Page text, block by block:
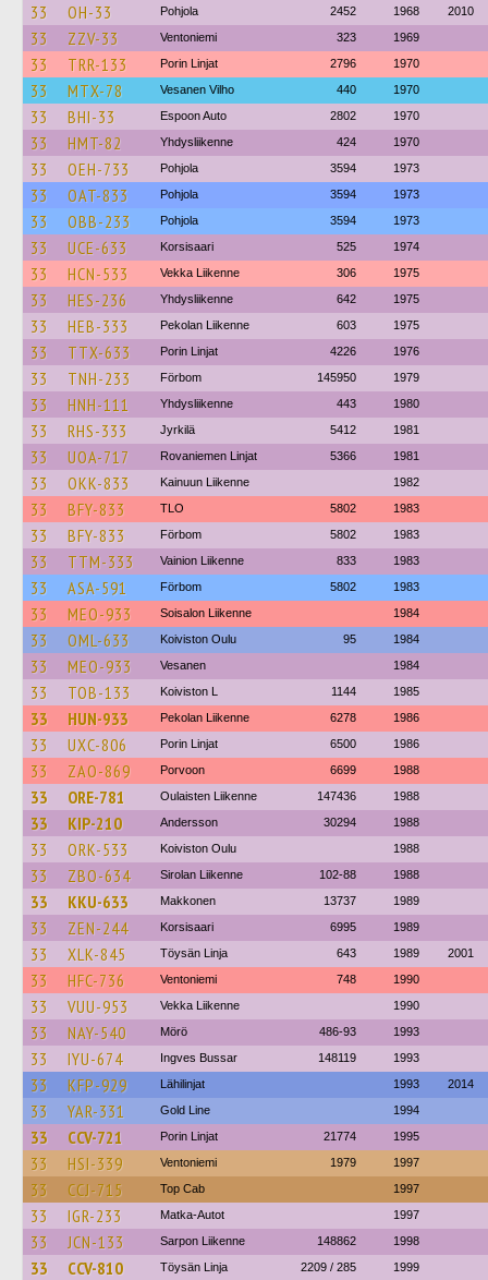
33 OH-33 Pohjola 2452 1968 2010
33 ZZV-33 Ventoniemi 323 1969
33 TRR-133 Porin Linjat 2796 1970
33 MTX-78 Vesanen Vilho 440 1970
33 BHI-33 Espoon Auto 2802 1970
33 HMT-82 Yhdysliikenne 424 1970
33 OEH-733 Pohjola 3594 1973
33 OAT-833 Pohjola 3594 1973
33 OBB-233 Pohjola 3594 1973
33 UCE-633 Korsisaari 525 1974
33 HCN-533 Vekka Liikenne 306 1975
33 HES-236 Yhdysliikenne 642 1975
33 HEB-333 Pekolan Liikenne 603 1975
33 TTX-633 Porin Linjat 4226 1976
33 TNH-233 Förbom 145950 1979
33 HNH-111 Yhdysliikenne 443 1980
33 RHS-333 Jyrkilä 5412 1981
33 UOA-717 Rovaniemen Linjat 5366 1981
33 OKK-833 Kainuun Liikenne 1982
33 BFY-833 TLO 5802 1983
33 BFY-833 Förbom 5802 1983
33 TTM-333 Vainion Liikenne 833 1983
33 ASA-591 Förbom 5802 1983
33 MEO-933 Soisalon Liikenne 1984
33 OML-633 Koiviston Oulu 95 1984
33 MEO-933 Vesanen 1984
33 TOB-133 Koiviston L 1144 1985
33 HUN-933 Pekolan Liikenne 6278 1986
33 UXC-806 Porin Linjat 6500 1986
33 ZAO-869 Porvoon 6699 1988
33 ORE-781 Oulaisten Liikenne 147436 1988
33 KIP-210 Andersson 30294 1988
33 ORK-533 Koiviston Oulu 1988
33 ZBO-634 Sirolan Liikenne 102-88 1988
33 KKU-633 Makkonen 13737 1989
33 ZEN-244 Korsisaari 6995 1989
33 XLK-845 Töysän Linja 643 1989 2001
33 HFC-736 Ventoniemi 748 1990
33 VUU-953 Vekka Liikenne 1990
33 NAY-540 Mörö 486-93 1993
33 IYU-674 Ingves Bussar 148119 1993
33 KFP-929 Lähilinjat 1993 2014
33 YAR-331 Gold Line 1994
33 CCV-721 Porin Linjat 21774 1995
33 HSI-339 Ventoniemi 1979 1997
33 CCJ-715 Top Cab 1997
33 IGR-233 Matka-Autot 1997
33 JCN-133 Sarpon Liikenne 148862 1998
33 CCV-810 Töysän Linja 2209 / 285 1999